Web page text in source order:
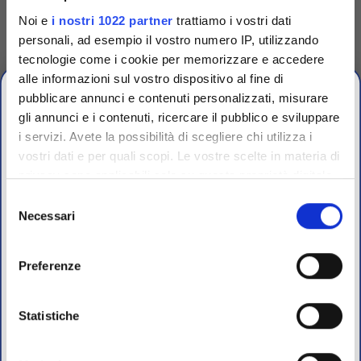
Noi e i nostri 1022 partner trattiamo i vostri dati
personali, ad esempio il vostro numero IP, utilizzando
tecnologie come i cookie per memorizzare e accedere
alle informazioni sul vostro dispositivo al fine di
pubblicare annunci e contenuti personalizzati, misurare
gli annunci e i contenuti, ricercare il pubblico e sviluppare
i servizi. Avete la possibilità di scegliere chi utilizza i
vostri dati e per quali scopi. Le vostre scelte in materia di
privacy sono applicabili solo su questa proprietà digitale
modificare o revocare il proprio consenso in qualsiasi
momento dalla Dichiarazione sui cookie o facendo clic
raccogliere informazioni sulla tua posizione
geografica, con un'approssimazione di qualche
delNecessari
Preferenze
Statistiche
Accedi Per visualizzare
prezzi e schede tecniche
Fornitori specializzati per laboratori conto terzi e
CHIUSURA
Per maggiori informazioni sui nostri prodotti